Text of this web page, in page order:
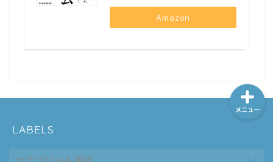
Amazon
LABELS
メニュー
趣味